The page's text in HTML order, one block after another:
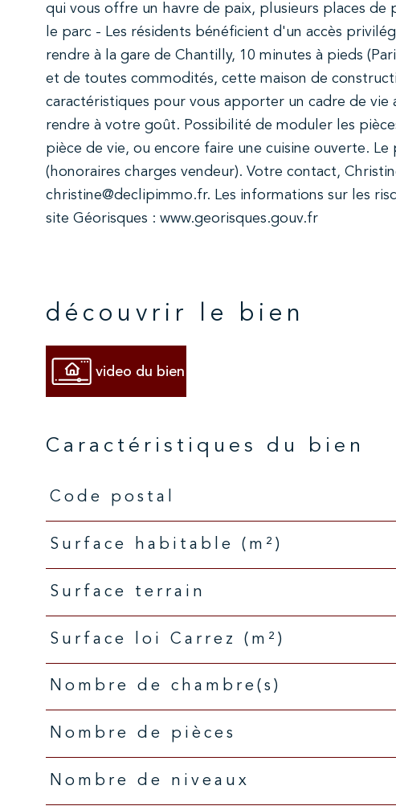
qui vous offre un havre de paix, plusieurs places de
le parc - Les résidents bénéficient d'un accès
rendre à la gare de Chantilly, 10 minutes à pieds
et de toutes commodités, cette maison de
caractéristiques pour vous apporter un cadre de
rendre à votre goût. Possibilité de moduler les
pièce de vie, ou encore faire une cuisine ouverte.
(honoraires charges vendeur). Votre contact,
christine@declipimmo.fr. Les informations sur les
site Géorisques : www.georisques.gouv.fr
découvrir le bien
video du bien
Caractéristiques du bien
Caractéristiques Valeurs
Code postal
Surface habitable (m²)
surface terrain
Surface loi Carrez (m²)
Nombre de chambre(s)
Nombre de pièces
Nombre de niveaux